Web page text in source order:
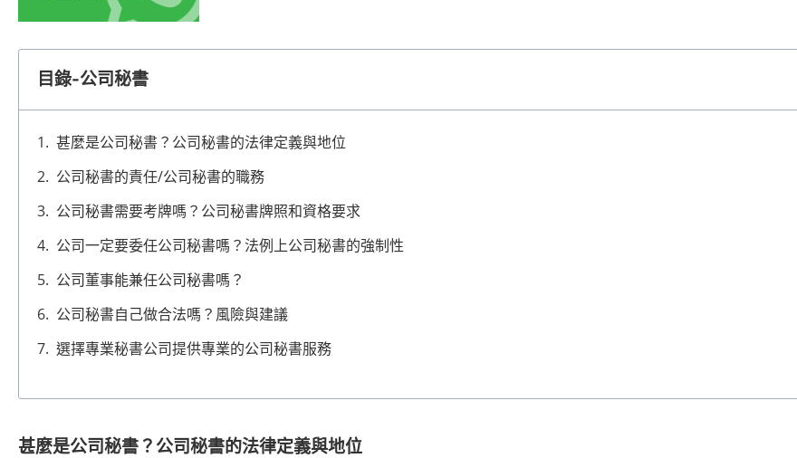
目錄-公司秘書
甚麼是公司秘書？公司秘書的法律定義與地位
公司秘書的責任/公司秘書的職務
公司秘書需要考牌嗎？公司秘書牌照和資格要求
公司一定要委任公司秘書嗎？法例上公司秘書的強制性
公司董事能兼任公司秘書嗎？
公司秘書自己做合法嗎？風險與建議
選擇專業秘書公司提供專業的公司秘書服務
甚麼是公司秘書？公司秘書的法律定義與地位